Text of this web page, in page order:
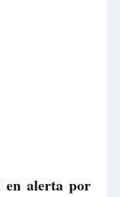
en alerta por